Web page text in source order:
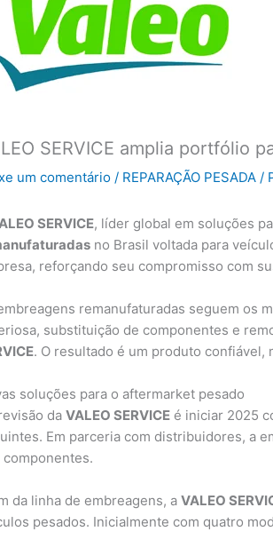
SERVICE amplia portfólio
um comentário / REPARAÇÃO PESADA /
SERVICE, líder global em soluções
no Brasil voltada para
reforçando seu compromisso com
remanufaturadas seguem os
substituição de componentes e
. O resultado é um produto confiável,
soluções para o aftermarket pesado
da VALEO SERVICE é iniciar 2025
Em parceria com distribuidores, a
componentes.
da linha de embreagens, a VALEO
pesados. Inicialmente com quatro